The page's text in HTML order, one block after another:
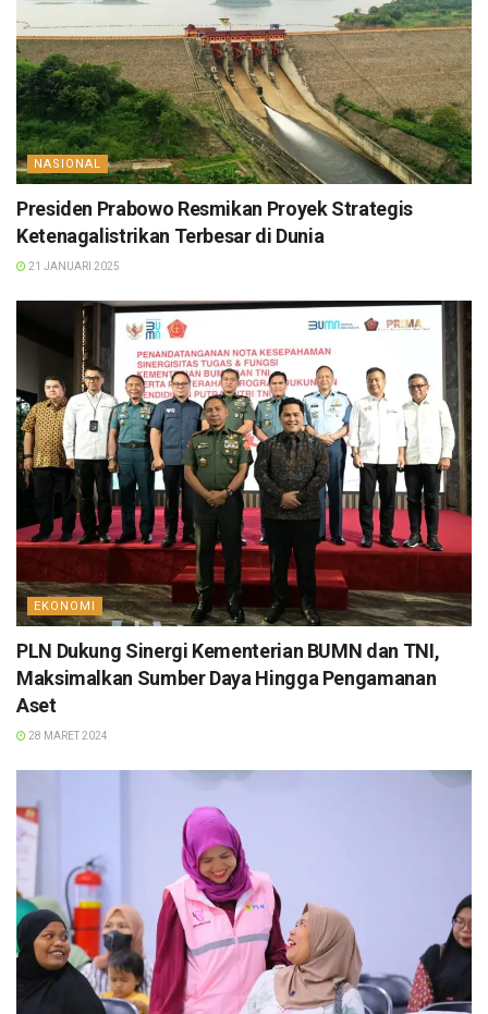
NASIONAL
Presiden Prabowo Resmikan Proyek Strategis
Ketenagalistrikan Terbesar di Dunia
21 JANUARI 2025
EKONOMI
PLN Dukung Sinergi Kementerian BUMN dan TNI,
Maksimalkan Sumber Daya Hingga Pengamanan
Aset
28 MARET 2024